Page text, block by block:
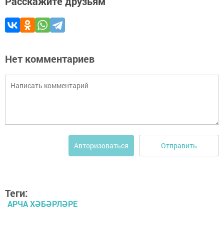
Нет комментариев
Авторизоваться Отправить
Теги:
АРЧА ХӘБӘРЛӘРЕ